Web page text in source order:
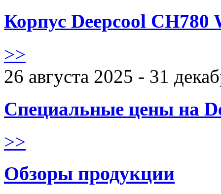
Корпус Deepcool CH780
>>
26 августа 2025 - 31
Специальные цены на
>>
Обзоры продукции